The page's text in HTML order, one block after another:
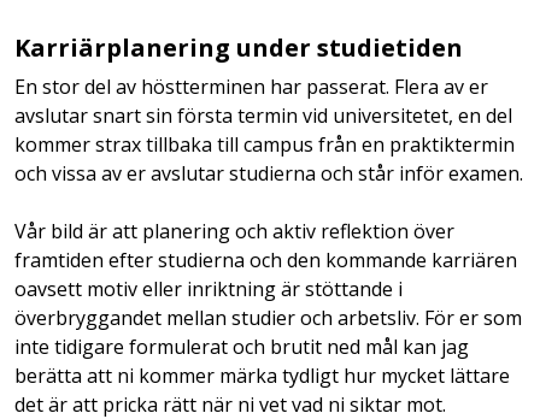
Karriärplanering under studietiden
En stor del av höstterminen har passerat. Flera av er
avslutar snart sin första termin vid universitetet, en del
kommer strax tillbaka till campus från en praktiktermin
och vissa av er avslutar studierna och står inför examen.
Vår bild är att planering och aktiv reflektion över
framtiden efter studierna och den kommande karriären
oavsett motiv eller inriktning är stöttande i
överbryggandet mellan studier och arbetsliv. För er som
inte tidigare formulerat och brutit ned mål kan jag
berätta att ni kommer märka tydligt hur mycket lättare
det är att pricka rätt när ni vet vad ni siktar mot.